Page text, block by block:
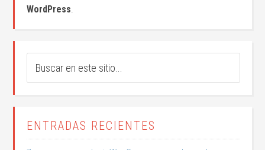
WordPress.
ENTRADAS RECIENTES